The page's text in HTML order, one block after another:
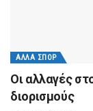
ΆΛΛΑ ΣΠΟΡ
Οι αλλαγές
διορισμούς